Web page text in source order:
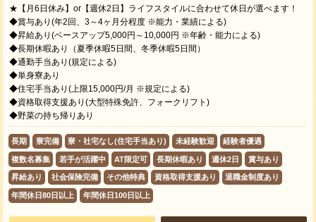
★【月6日休み】or【週休2日】ライフスタイルに合わせて休日が選べます！
◆賞与あり(年2回、3～4ヶ月分程度 ※能力・業績による)
◆昇給あり(ベースアップ5,000円～10,000円 ※年齢・能力による)
◆長期休暇あり（夏季休暇5日間、冬季休暇5日間）
◆通勤手当あり(規定による)
◆単身寮あり
◆住宅手当あり(上限15,000円/月 ※規定による)
◆資格取得支援あり(大型特殊免許、フォークリフト)
◆野菜の持ち帰りあり
長期 寮完備 寮・社宅なし(住宅手当あり) 未経験歓迎 経験者優遇
複数名募集 若手が活躍中 AT限定可 長期休暇あり 週休2日 賞与あり
昇給あり 社会保険完備 その他特典 資格取得支援あり 退職金制度あり
年間休日80日以上 年間休日100日以上